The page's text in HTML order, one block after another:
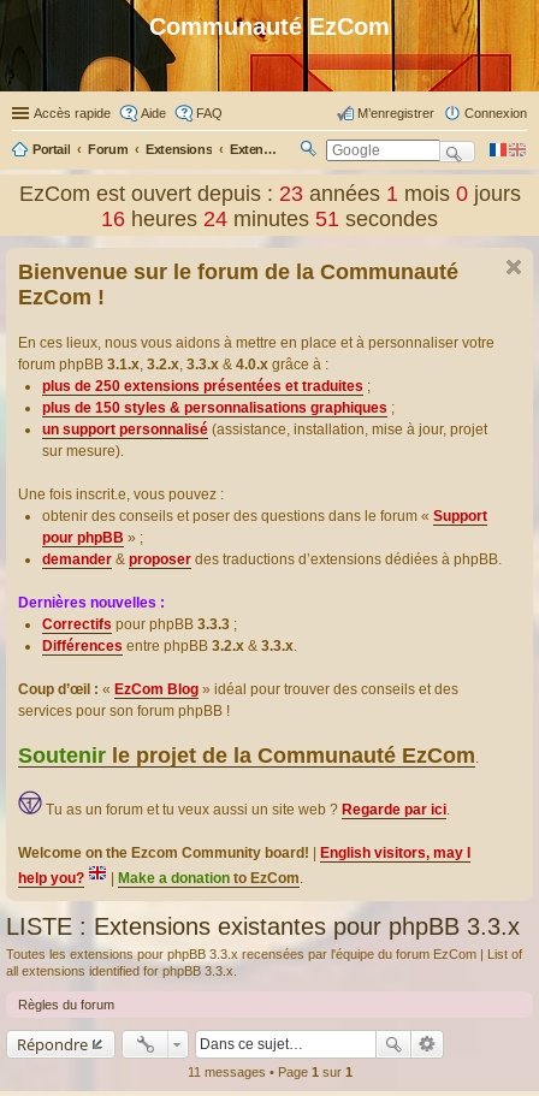
Communauté EzCom
Accès rapide Aide FAQ Connexion
M’enregistrer
Portail Forum Extensions Extensions présentées & traduites
ec
er
EzCom est ouvert depuis : 23 années1 mois0 jours
16 heures 24 minutes 52 secondes
Bienvenue sur le forum de la Communauté
EzCom !
En ces lieux, nous vous aidons à mettre en place et à personnaliser votre
forum phpBB 3.1.x, 3.2.x, 3.3.x & 4.0.x grâce à :
plus de 250 extensions présentées et traduites ;
plus de 150 styles & personnalisations graphiques ;
un support personnalisé (assistance, installation, mise à jour, projet
sur mesure).
Une fois inscrit.e, vous pouvez :
obtenir des conseils et poser des questions dans le forum « Support
pour phpBB » ;
demander & proposer des traductions d’extensions dédiées à phpBB.
Dernières nouvelles :
Correctifs pour phpBB 3.3.3 ;
Différences entre phpBB 3.2.x & 3.3.x.
Coup d’œil : « EzCom Blog » idéal pour trouver des conseils et des
services pour son forum phpBB !
Soutenir le projet de la Communauté EzCom.
Tu as un forum et tu veux aussi un site web ? Regarde par ici.
Welcome on the Ezcom Community board!
English visitors, may I
help you?
Make a donation to EzCom.
LISTE : Extensions existantes pour phpBB 3.3.x
Toutes les extensions pour phpBB 3.3.x recensées par l'équipe du forum EzCom | List of
all extensions identified for phpBB 3.3.x.
Règles du forum
Répondre
11 messages • Page 1 sur 1